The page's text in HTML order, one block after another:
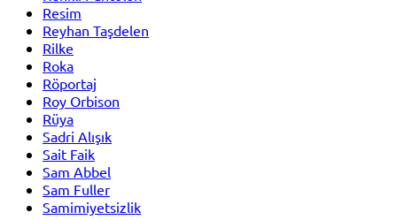
Resim
Reyhan Taşdelen
Rilke
Roka
Röportaj
Roy Orbison
Rüya
Sadri Alışık
Sait Faik
Sam Abbel
Sam Fuller
Samimiyetsizlik